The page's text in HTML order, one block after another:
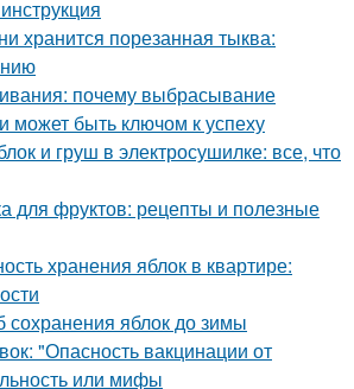
хранится порезанная тыква:
почему выбрасывание
может быть ключом к успеху
и груш в электросушилке: все, что
для фруктов: рецепты и полезные
хранения яблок в квартире:
сохранения яблок до зимы
"Опасность вакцинации от
или мифы